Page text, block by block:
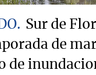
Sur de
de
de